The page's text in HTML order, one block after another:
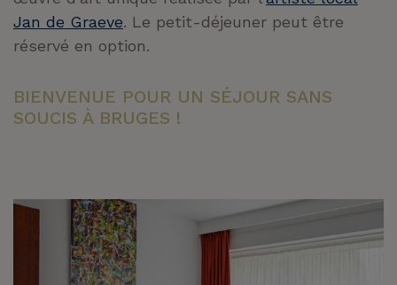
Jan de Graeve. Le petit-déjeuner peut être
réservé en option.
BIENVENUE POUR UN SÉJOUR SANS
SOUCIS À BRUGES !